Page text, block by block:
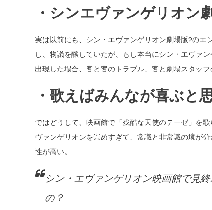
・シンエヴァンゲリオン
実は以前にも、シン・エヴァンゲリオン劇場版?の
し、物議を醸していたが、もし本当にシン・エヴァ
出現した場合、客と客のトラブル、客と劇場スタッフ
・歌えばみんなが喜ぶと
ではどうして、映画館で「残酷な天使のテーゼ」を
ヴァンゲリオンを崇めすぎて、常識と非常識の境が
性が高い。
シン・エヴァンゲリオン映画館で見
の？